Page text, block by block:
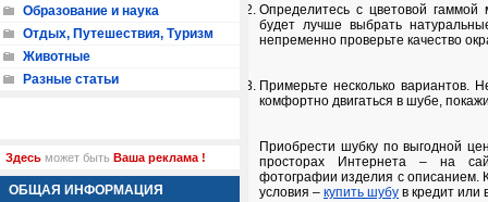
Определитесь с цветовой
будет лучше выбрать
непременно проверьте качество
Примерьте несколько вариантов.
комфортно двигаться в шубе,
Приобрести шубку по выгодной
просторах Интернета – на
фотографии изделия с описанием.
условия – купить шубу в кредит или
Образование и наука
Отдых, Путешествия, Туризм
Животные
Разные статьи
Здесь может быть Ваша реклама !
ОБЩАЯ ИНФОРМАЦИЯ